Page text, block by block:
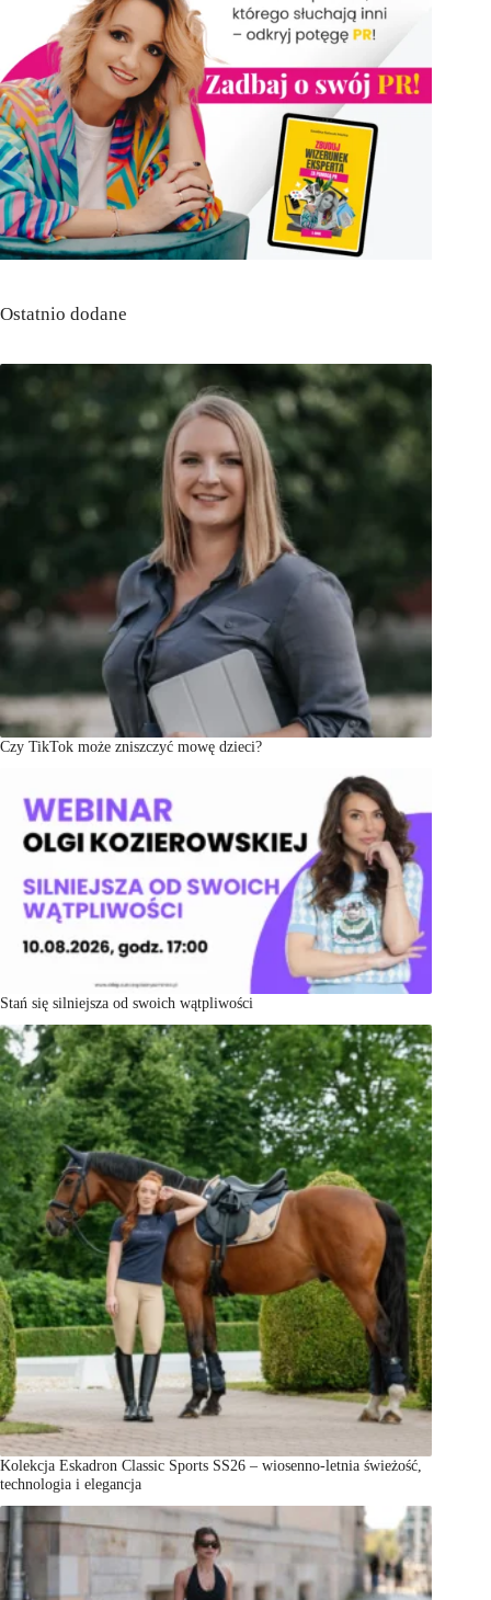
Ostatnio dodane
Czy TikTok może zniszczyć mowę dzieci?
Stań się silniejsza od swoich wątpliwości
Kolekcja Eskadron Classic Sports SS26 – wiosenno-letnia świeżość,
technologia i elegancja